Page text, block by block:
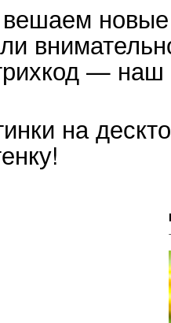
—
на